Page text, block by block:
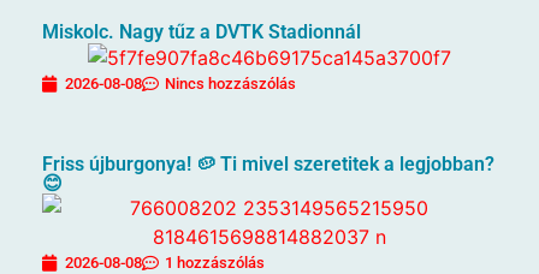
Miskolc. Nagy tűz a DVTK Stadionnál
2026-08-08 Nincs hozzászólás
Friss újburgonya! 🥔 Ti mivel szeretitek a legjobban?
😊
2026-08-08 1 hozzászólás